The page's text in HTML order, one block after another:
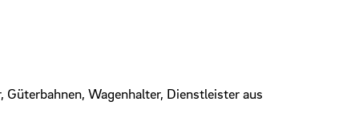
Wagenhalter, Dienstleister aus